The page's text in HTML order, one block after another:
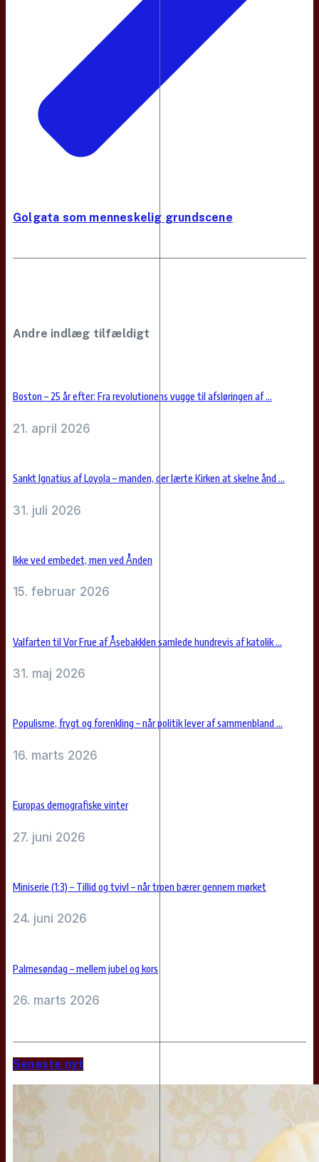
Golgata som menneskelig grundscene
Andre indlæg tilfældigt
Boston – 25 år efter: Fra revolutionens vugge til afsløringen af ...
21. april 2026
Sankt Ignatius af Loyola – manden, der lærte Kirken at skelne ånd ...
31. juli 2026
Ikke ved embedet, men ved Ånden
15. februar 2026
Valfarten til Vor Frue af Åsebakklen samlede hundrevis af katolik ...
31. maj 2026
Populisme, frygt og forenkling – når politik lever af sammenbland ...
16. marts 2026
Europas demografiske vinter
27. juni 2026
Miniserie (1:3) – Tillid og tvivl – når troen bærer gennem mørket
24. juni 2026
Palmesøndag – mellem jubel og kors
26. marts 2026
Seneste nyt